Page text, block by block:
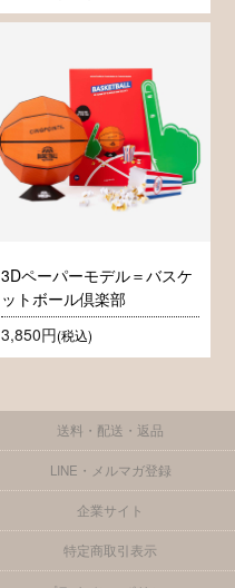
3Dペーパーモデル＝バスケ
ットボール倶楽部
3,850円(税込)
送料・配送・返品
LINE・メルマガ登録
企業サイト
特定商取引表示